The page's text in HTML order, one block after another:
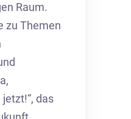
Raum.
zu Themen
das